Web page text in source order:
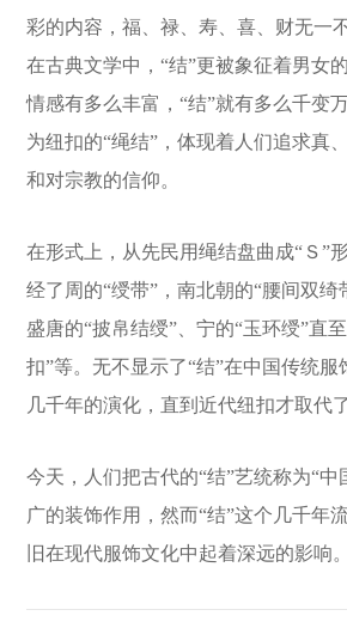
彩的内容，福、禄、寿、喜、财无一
在古典文学中，“结”更被象征着男女
情感有多么丰富，“结”就有多么千变
为纽扣的“绳结”，体现着人们追求真
和对宗教的信仰。
在形式上，从先民用绳结盘曲成“Ｓ”
经了周的“绶带”，南北朝的“腰间双绮
盛唐的“披帛结绶”、宁的“玉环绶”直
扣”等。无不显示了“结”在中国传统服
几千年的演化，直到近代纽扣才取代
今天，人们把古代的“结”艺统称为“中
广的装饰作用，然而“结”这个几千年
旧在现代服饰文化中起着深远的影响。